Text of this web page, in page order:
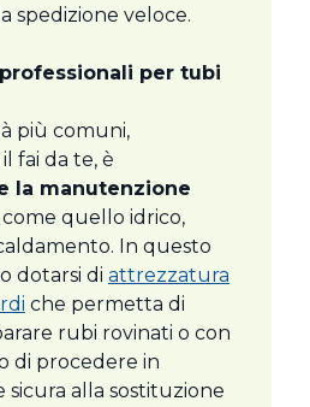
spedizione veloce.
per tubi
più comuni,
fai da te, è
la manutenzione
come quello idrico,
In questo
dotarsi di attrezzatura
che permetta di
rubi rovinati o con
di procedere in
sicura alla sostituzione